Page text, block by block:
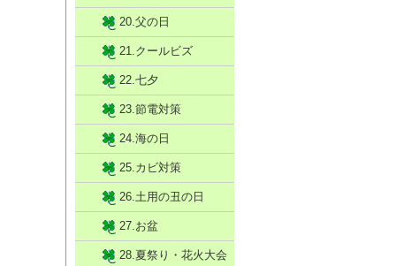
20.父の日
21.クールビズ
22.七夕
23.節電対策
24.海の日
25.カビ対策
26.土用の丑の日
27.お盆
28.夏祭り・花火大会